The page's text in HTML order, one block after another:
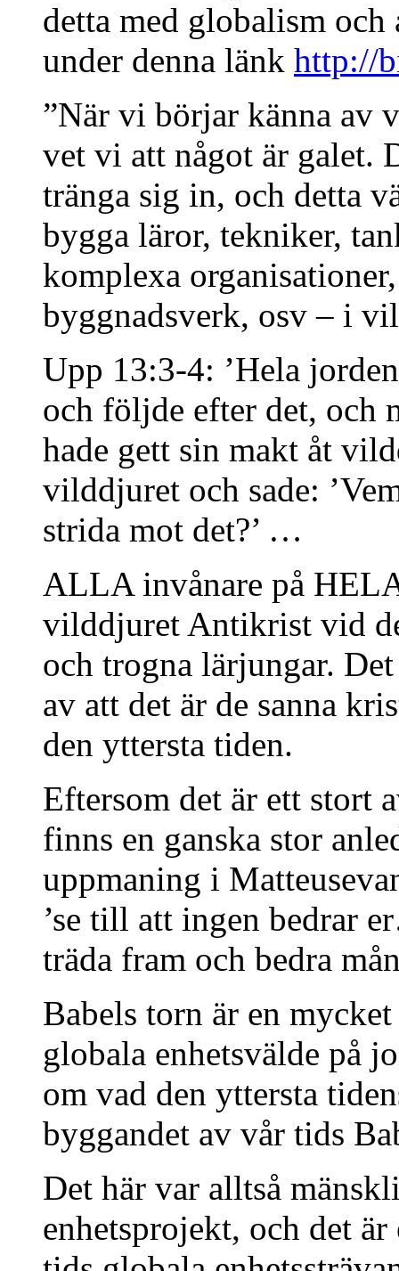
detta med globalism
under denna länk http://
”När vi börjar känna av
vet vi att något är galet.
tränga sig in, och detta
bygga läror, tekniker,
komplexa
byggnadsverk, osv – i
Upp 13:3-4: ’Hela
och följde efter det, och
hade gett sin makt åt
vilddjuret och sade:
strida mot det?’ …
ALLA invånare på
vilddjuret Antikrist vid
och trogna lärjungar.
av att det är de sanna
den yttersta tiden.
Eftersom det är ett stort
finns en ganska stor
uppmaning i
’se till att ingen bedrar
träda fram och bedra
Babels torn är en
globala enhetsvälde på
om vad den yttersta
byggandet av vår tids
Det här var alltså
enhetsprojekt, och det